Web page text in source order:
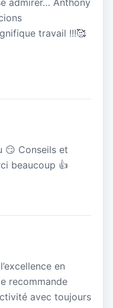
admirer… Anthony
travail !!!🥰
😏 Conseils et
beaucoup 👍
en
recommande
avec toujours